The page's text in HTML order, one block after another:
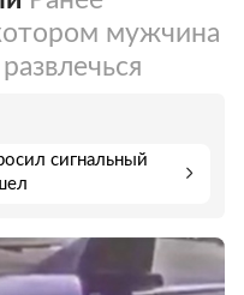
мужчина
сигнальный